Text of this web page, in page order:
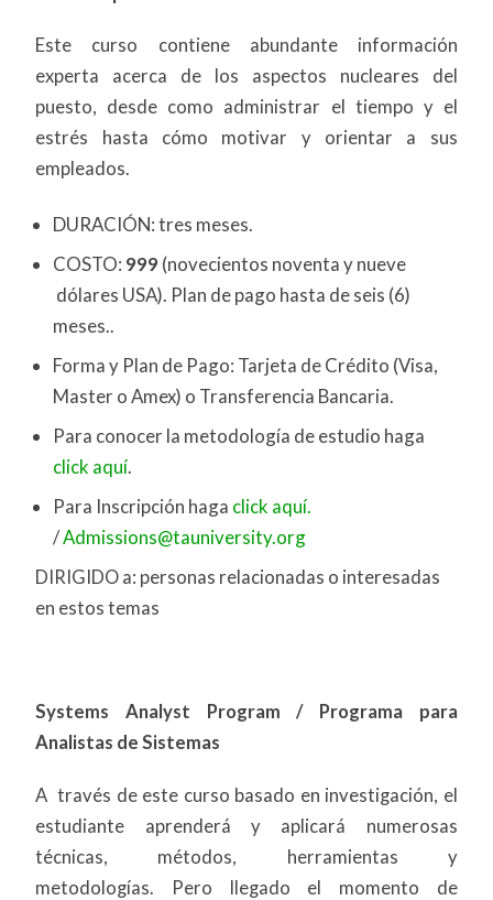
Este curso contiene abundante información
experta acerca de los aspectos nucleares del
puesto, desde como administrar el tiempo y el
estrés hasta cómo motivar y orientar a sus
empleados.
DURACIÓN: tres meses.
COSTO: 999 (novecientos noventa y nueve
dólares USA). Plan de pago hasta de seis (6)
meses..
Forma y Plan de Pago: Tarjeta de Crédito (Visa,
Master o Amex) o Transferencia Bancaria.
Para conocer la metodología de estudio haga
click aquí.
Para Inscripción haga click aquí.
/Admissions@tauniversity.org
DIRIGIDO a: personas relacionadas o interesadas
en estos temas
Systems Analyst Program / Programa para
Analistas de Sistemas
A través de este curso basado en investigación, el
estudiante aprenderá y aplicará numerosas
técnicas, métodos, herramientas y
metodologías. Pero llegado el momento de